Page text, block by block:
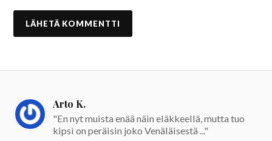
Arto K.
"En nyt muista enää näin eläkkeellä, mutta tuo
kipsi on peräisin joko Venäläisestä ..."